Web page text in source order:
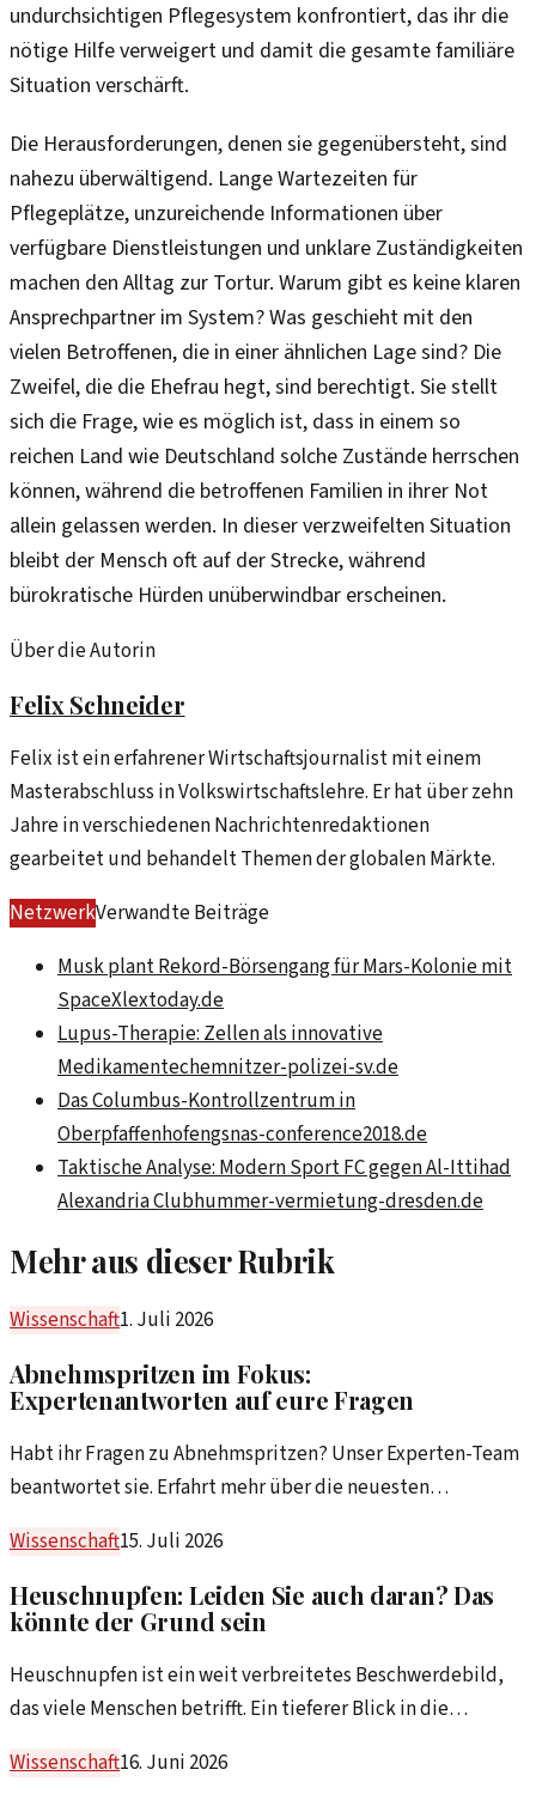
undurchsichtigen Pflegesystem konfrontiert, das ihr die
nötige Hilfe verweigert und damit die gesamte familiäre
Situation verschärft.
Die Herausforderungen, denen sie gegenübersteht, sind
nahezu überwältigend. Lange Wartezeiten für
Pflegeplätze, unzureichende Informationen über
verfügbare Dienstleistungen und unklare Zuständigkeiten
machen den Alltag zur Tortur. Warum gibt es keine klaren
Ansprechpartner im System? Was geschieht mit den
vielen Betroffenen, die in einer ähnlichen Lage sind? Die
Zweifel, die die Ehefrau hegt, sind berechtigt. Sie stellt
sich die Frage, wie es möglich ist, dass in einem so
reichen Land wie Deutschland solche Zustände herrschen
können, während die betroffenen Familien in ihrer Not
allein gelassen werden. In dieser verzweifelten Situation
bleibt der Mensch oft auf der Strecke, während
bürokratische Hürden unüberwindbar erscheinen.
Über die Autorin
Felix Schneider
Felix ist ein erfahrener Wirtschaftsjournalist mit einem
Masterabschluss in Volkswirtschaftslehre. Er hat über zehn
Jahre in verschiedenen Nachrichtenredaktionen
gearbeitet und behandelt Themen der globalen Märkte.
NetzwerkVerwandte Beiträge
Musk plant Rekord-Börsengang für Mars-Kolonie mit
SpaceXlextoday.de
Lupus-Therapie: Zellen als innovative
Medikamentechemnitzer-polizei-sv.de
Das Columbus-Kontrollzentrum in
Oberpfaffenhofengsnas-conference2018.de
Taktische Analyse: Modern Sport FC gegen Al-Ittihad
Alexandria Clubhummer-vermietung-dresden.de
Mehr aus dieser Rubrik
Wissenschaft1. Juli 2026
Abnehmspritzen im Fokus:
Expertenantworten auf eure Fragen
Habt ihr Fragen zu Abnehmspritzen? Unser Experten-Team
beantwortet sie. Erfahrt mehr über die neuesten
Wissenschaft15. Juli 2026
Heuschnupfen: Leiden Sie auch daran? Das
könnte der Grund sein
Heuschnupfen ist ein weit verbreitetes Beschwerdebild,
das viele Menschen betrifft. Ein tieferer Blick in die
und zu lindern.
Wissenschaft16. Juni 2026